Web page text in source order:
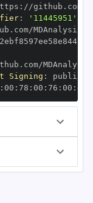
:
:
'11445951'
Signing :
: 00 : 78 : 00 : 76 : 00 : dd